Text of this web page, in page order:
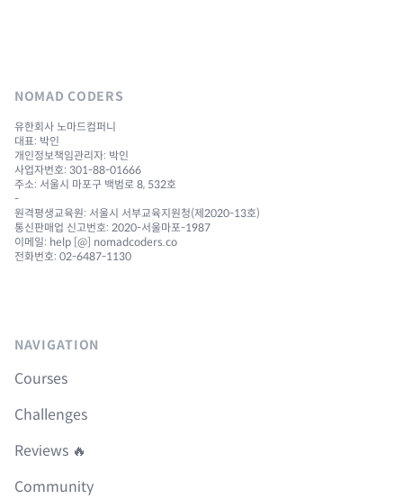
NOMAD CODERS
유한회사 노마드컴퍼니
대표: 박인
개인정보책임관리자: 박인
사업자번호: 301-88-01666
주소: 서울시 마포구 백범로 8, 532호
-
원격평생교육원: 서울시 서부교육지원청(제2020-13호)
통신판매업 신고번호: 2020-서울마포-1987
이메일: help [@] nomadcoders.co
전화번호: 02-6487-1130
NAVIGATION
Courses
Challenges
Reviews 🔥
Community